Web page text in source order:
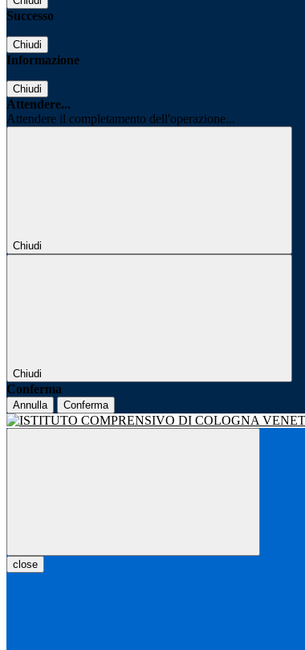
Successo
Chiudi
Informazione
Chiudi
Attendere...
Attendere il completamento dell'operazione...
Chiudi
Chiudi
Conferma
Annulla Conferma
close